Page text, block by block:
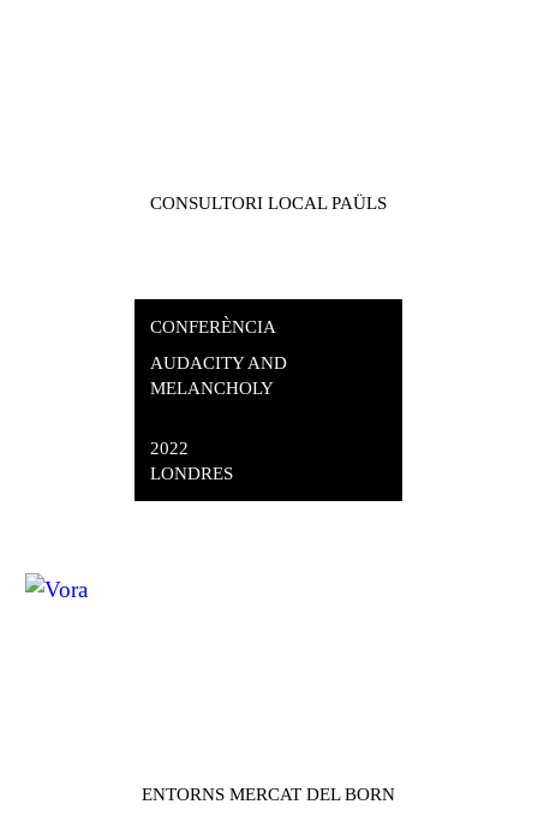
CONSULTORI LOCAL PAÜLS
CONFERÈNCIA
AUDACITY AND
MELANCHOLY
2022
LONDRES
ENTORNS MERCAT DEL BORN